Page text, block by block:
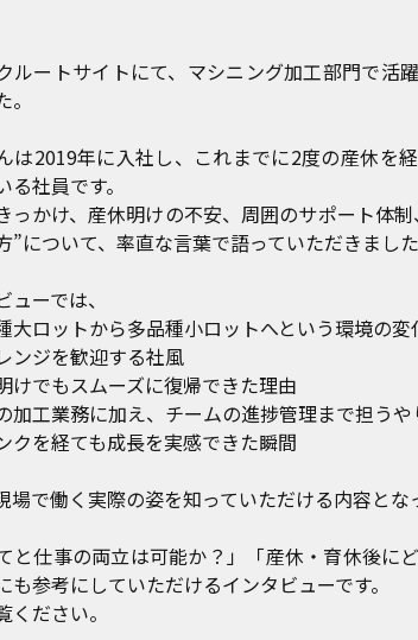
ルートサイトにて、マシニング加工部門で活
は2019年に入社し、これまでに2度の産休を
る社員です。
っかけ、産休明けの不安、周囲のサポート体
”について、率直な言葉で語っていただきました
ューでは、
大ロットから多品種小ロットへという環境の
ンジを歓迎する社風
けでもスムーズに復帰できた理由
加工業務に加え、チームの進捗管理まで担うや
クを経ても成長を実感できた瞬間
場で働く実際の姿を知っていただける内容とな
てと仕事の両立は可能か？」「産休・育休後
も参考にしていただけるインタビューです。
ください。